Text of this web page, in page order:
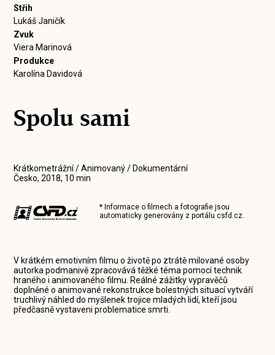
Střih
Lukáš Janičík
Zvuk
Viera Marinová
Produkce
Karolína Davidová
Spolu sami
Krátkometrážní / Animovaný / Dokumentární
Česko, 2018, 10 min
* Informace o filmech a fotografie jsou
automaticky generovány z portálucsfd.cz.
V krátkém emotivním filmu o životě po ztrátě milované osoby
autorka podmanivě zpracovává těžké téma pomocí technik
hraného i animovaného filmu. Reálné zážitky vypravěčů
doplněné o animované rekonstrukce bolestných situací vytváří
truchlivý náhled do myšlenek trojice mladých lidí, kteří jsou
předčasně vystaveni problematice smrti.